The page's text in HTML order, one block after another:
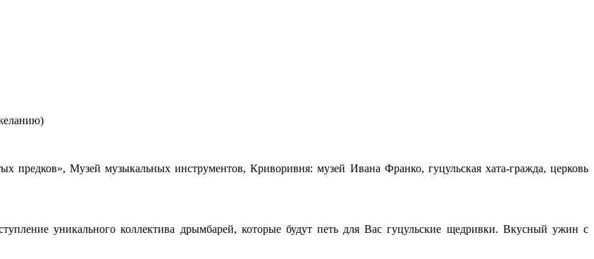
предков», Музей музыкальных инструментов, Криворивня: музей Ивана Франко, гуцульская хата-гражда, церковь
уникального коллектива дрымбарей, которые будут петь для Вас гуцульские щедривки. Вкусный ужин с